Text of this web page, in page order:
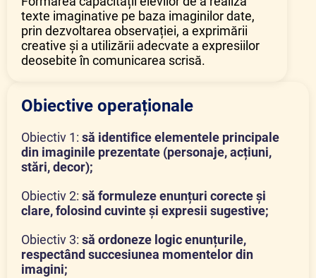
texte imaginative pe baza imaginilor date,
prin dezvoltarea observației, a exprimării
creative și a utilizării adecvate a expresiilor
deosebite în comunicarea scrisă.
Obiective operaționale
Obiectiv 1: să identifice elementele principale
din imaginile prezentate (personaje, acțiuni,
stări, decor);
Obiectiv 2: să formuleze enunțuri corecte și
clare, folosind cuvinte și expresii sugestive;
Obiectiv 3: să ordoneze logic enunțurile,
respectând succesiunea momentelor din
imagini;